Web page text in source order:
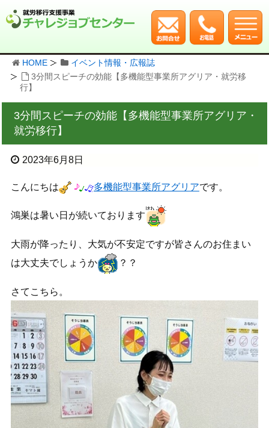
HOME
イベント情報・広報誌
3分間スピーチの効能【多機能型事業所アグリア・就労移
行】
3分間スピーチの効能【多機能型事業所アグリア・
就労移行】
2023年6月8日
こんにちは 多機能型事業所アグリアです。
鴻巣は暑い日が続いております
大雨が降ったり、大気が不安定ですが皆さんのお住まい
は大丈夫でしょうか
？？
さてこちら。